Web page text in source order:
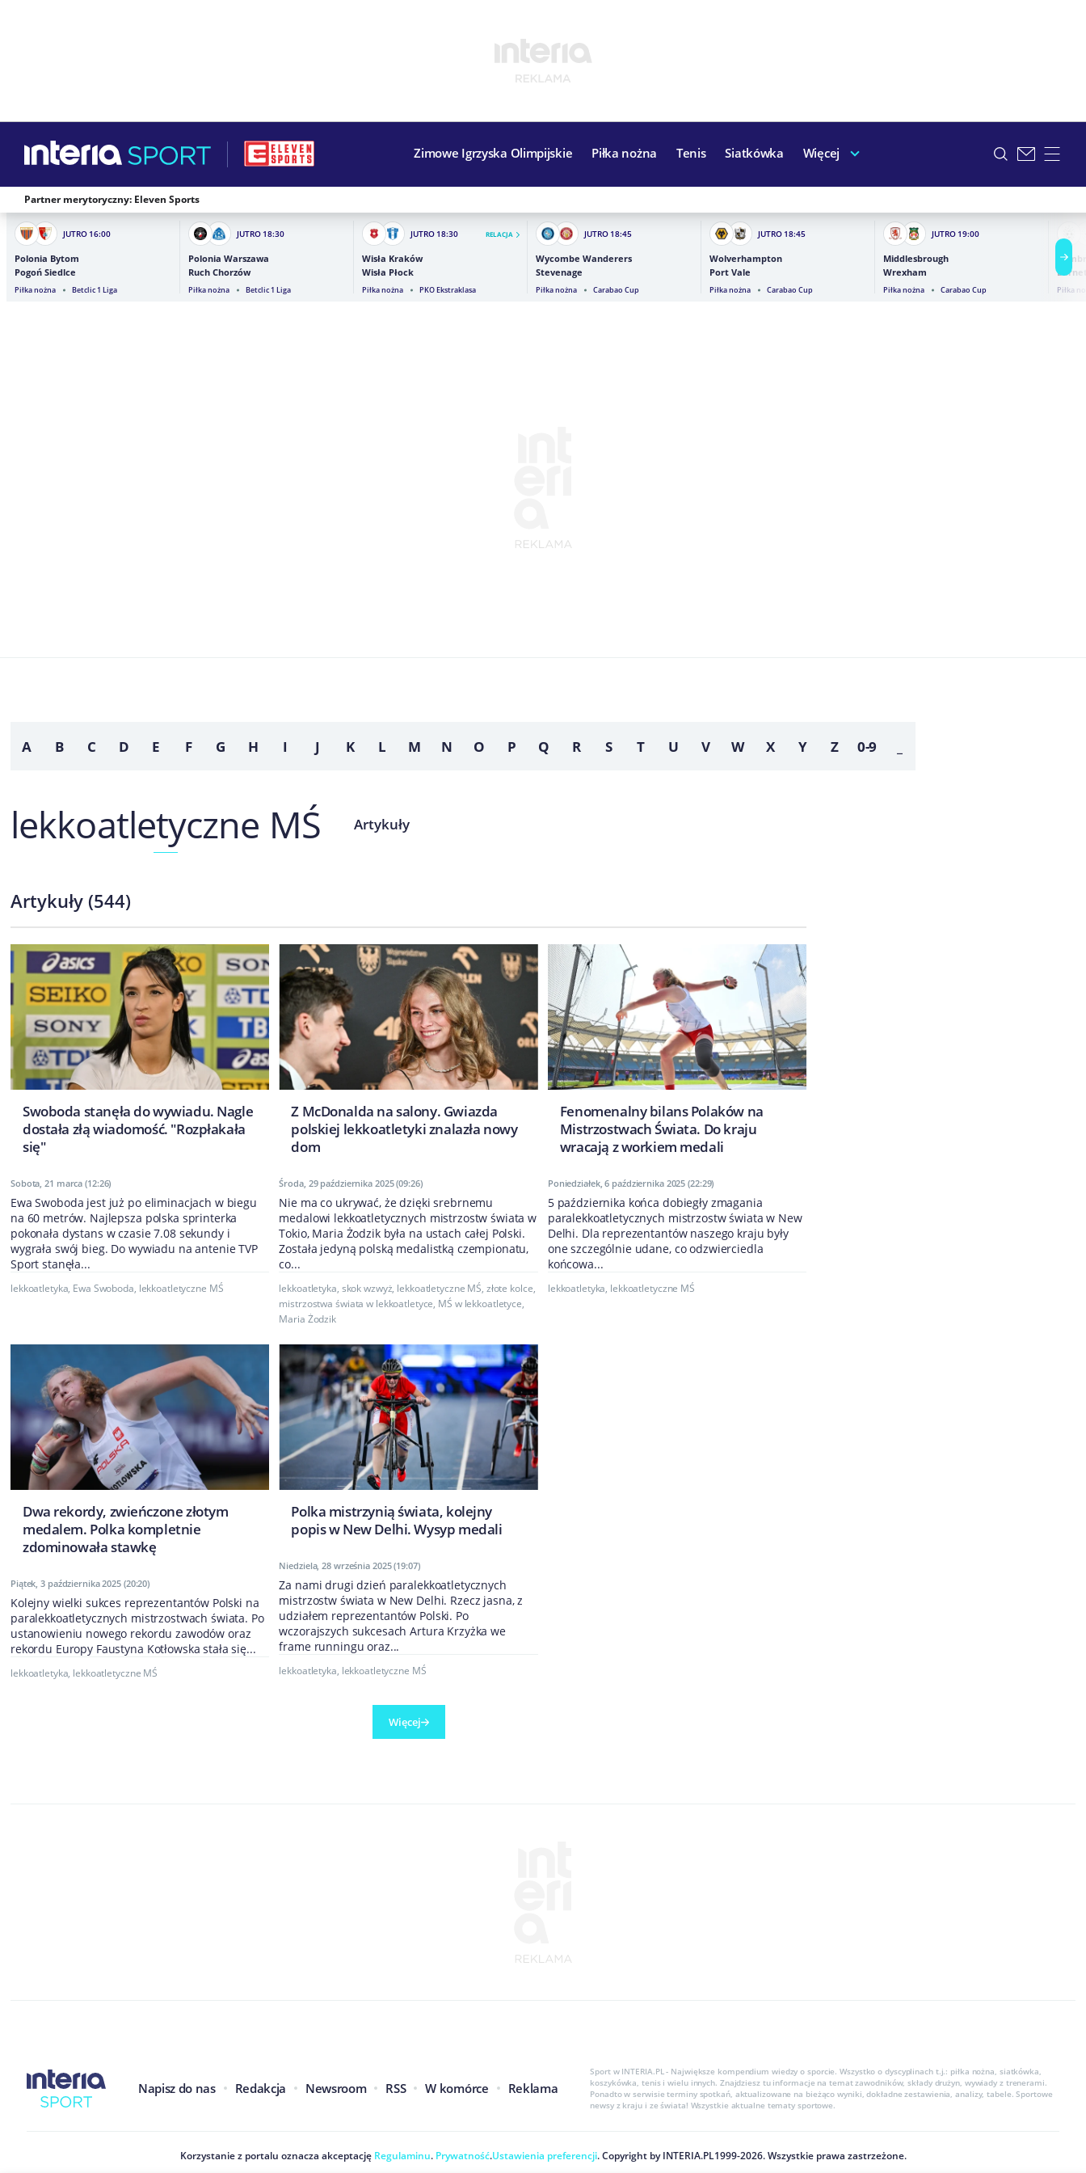
Zimowe Igrzyska Olimpijskie Piłka nożna Tenis Siatkówka Więcej
Partner merytoryczny: Eleven Sports
JUTRO 16:00
Polonia Bytom
Pogoń Siedlce
Piłka nożna Betclic 1 Liga
JUTRO 18:30
Polonia Warszawa
Ruch Chorzów
Piłka nożna Betclic 1 Liga
JUTRO 18:30 RELACJA
Wisła Kraków
Wisła Płock
Piłka nożna PKO Ekstraklasa
JUTRO 18:45
Wycombe Wanderers
Stevenage
Piłka nożna Carabao Cup
JUTRO 18:45
Wolverhampton
Port Vale
Piłka nożna Carabao Cup
JUTRO 19:00
Middlesbrough
Wrexham
Piłka nożna Carabao Cup Piłka
A B C D E F G H I J K L M N O P Q R S T U V W X Y Z 0-9
lekkoatletyczne MŚ Artykuły
Artykuły (544)
Swoboda stanęła do wywiadu. Nagle
dostała złą wiadomość. "Rozpłakała
się"
Sobota, 21 marca (12:26)
Ewa Swoboda jest już po eliminacjach w biegu
na 60 metrów. Najlepsza polska sprinterka
pokonała dystans w czasie 7.08 sekundy i
wygrała swój bieg. Do wywiadu na antenie TVP
Sport stanęła...
lekkoatletyka, Ewa Swoboda, lekkoatletyczne MŚ
Z McDonalda na salony. Gwiazda
polskiej lekkoatletyki znalazła nowy
dom
Środa, 29 października 2025 (09:26)
Nie ma co ukrywać, że dzięki srebrnemu
medalowi lekkoatletycznych mistrzostw świata w
Tokio, Maria Żodzik była na ustach całej Polski.
Została jedyną polską medalistką czempionatu,
co...
lekkoatletyka, skok wzwyż, lekkoatletyczne MŚ, złote kolce,
mistrzostwa świata w lekkoatletyce, MŚ w lekkoatletyce,
Maria Żodzik
Fenomenalny bilans Polaków na
Mistrzostwach Świata. Do kraju
wracają z workiem medali
Poniedziałek, 6 października 2025 (22:29)
5 października końca dobiegły zmagania
paralekkoatletycznych mistrzostw świata w New
Delhi. Dla reprezentantów naszego kraju były
one szczególnie udane, co odzwierciedla
końcowa...
lekkoatletyka, lekkoatletyczne MŚ
Dwa rekordy, zwieńczone złotym
medalem. Polka kompletnie
zdominowała stawkę
Piątek, 3 października 2025 (20:20)
Kolejny wielki sukces reprezentantów Polski na
paralekkoatletycznych mistrzostwach świata. Po
ustanowieniu nowego rekordu zawodów oraz
rekordu Europy Faustyna Kotłowska stała się...
lekkoatletyka, lekkoatletyczne MŚ
Polka mistrzynią świata, kolejny
popis w New Delhi. Wysyp medali
Niedziela, 28 września 2025 (19:07)
Za nami drugi dzień paralekkoatletycznych
mistrzostw świata w New Delhi. Rzecz jasna, z
udziałem reprezentantów Polski. Po
wczorajszych sukcesach Artura Krzyżka we
frame runningu oraz...
lekkoatletyka, lekkoatletyczne MŚ
Więcej
Napisz do nas Redakcja Newsroom RSS W komórce Reklama
Sport w INTERIA.PL - Największe kompendium wiedzy o sporcie. Wszystko o dyscyplinach t.j.: piłka nożna, siatkówka,
koszykówka, tenis i wielu innych. Znajdziesz tu informacje na temat zawodników, składy drużyn, wywiady z trenerami.
Ponadto w serwisie terminy spotkań, aktualizowane na bieżąco wyniki, dokładne zestawienia, analizy, tabele. Sportowe
newsy z kraju i ze świata! Wszystkie aktualne tematy sportowe.
Korzystanie z portalu oznacza akceptacjęRegulaminu.Prywatność.Ustawienia preferencji. Copyright byINTERIA.PL1999-2026. Wszystkie prawa zastrzeżone.